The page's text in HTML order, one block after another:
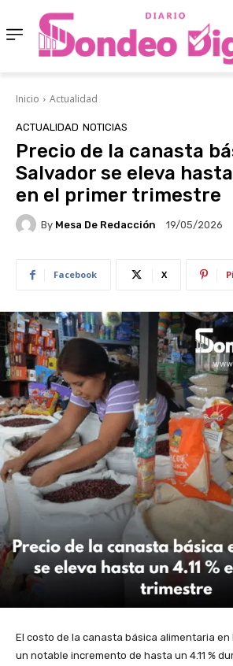
Inicio Actualidad
ACTUALIDAD NOTICIAS
Precio de la canasta
Salvador se eleva hasta
en el primer trimestre
By Mesa De Redacción 19/05/2026
Facebook X
El costo de la canasta básica alimentaria en
un notable incremento de hasta un 4.11 %